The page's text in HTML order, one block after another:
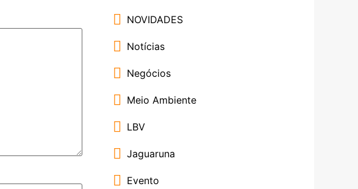
NOVIDADES
Notícias
Negócios
Meio Ambiente
LBV
Jaguaruna
Evento